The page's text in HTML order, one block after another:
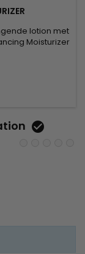
lotion met
Moisturizer
eiwitten,
en zorgt voor
op stijl, droog
